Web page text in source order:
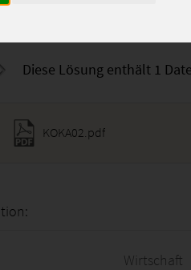
Musterlösung dient als
Diese Lösung enthält 1
KOKA02.pdf
Wirtschaft